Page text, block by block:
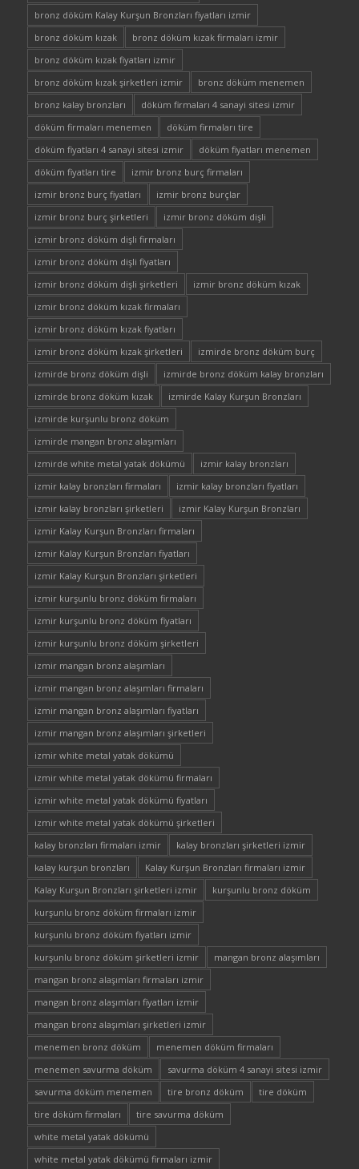
bronz döküm Kalay Kurşun Bronzları fiyatları izmir
bronz döküm kızak
bronz döküm kızak firmaları izmir
bronz döküm kızak fiyatları izmir
bronz döküm kızak şirketleri izmir
bronz döküm menemen
bronz kalay bronzları
döküm firmaları 4 sanayi sitesi izmir
döküm firmaları menemen
döküm firmaları tire
döküm fiyatları 4 sanayi sitesi izmir
döküm fiyatları menemen
döküm fiyatları tire
izmir bronz burç firmaları
izmir bronz burç fiyatları
izmir bronz burçlar
izmir bronz burç şirketleri
izmir bronz döküm dişli
izmir bronz döküm dişli firmaları
izmir bronz döküm dişli fiyatları
izmir bronz döküm dişli şirketleri
izmir bronz döküm kızak
izmir bronz döküm kızak firmaları
izmir bronz döküm kızak fiyatları
izmir bronz döküm kızak şirketleri
izmirde bronz döküm burç
izmirde bronz döküm dişli
izmirde bronz döküm kalay bronzları
izmirde bronz döküm kızak
izmirde Kalay Kurşun Bronzları
izmirde kurşunlu bronz döküm
izmirde mangan bronz alaşımları
izmirde white metal yatak dökümü
izmir kalay bronzları
izmir kalay bronzları firmaları
izmir kalay bronzları fiyatları
izmir kalay bronzları şirketleri
izmir Kalay Kurşun Bronzları
izmir Kalay Kurşun Bronzları firmaları
izmir Kalay Kurşun Bronzları fiyatları
izmir Kalay Kurşun Bronzları şirketleri
izmir kurşunlu bronz döküm firmaları
izmir kurşunlu bronz döküm fiyatları
izmir kurşunlu bronz döküm şirketleri
izmir mangan bronz alaşımları
izmir mangan bronz alaşımları firmaları
izmir mangan bronz alaşımları fiyatları
izmir mangan bronz alaşımları şirketleri
izmir white metal yatak dökümü
izmir white metal yatak dökümü firmaları
izmir white metal yatak dökümü fiyatları
izmir white metal yatak dökümü şirketleri
kalay bronzları firmaları izmir
kalay bronzları şirketleri izmir
kalay kurşun bronzları
Kalay Kurşun Bronzları firmaları izmir
Kalay Kurşun Bronzları şirketleri izmir
kurşunlu bronz döküm
kurşunlu bronz döküm firmaları izmir
kurşunlu bronz döküm fiyatları izmir
kurşunlu bronz döküm şirketleri izmir
mangan bronz alaşımları
mangan bronz alaşımları firmaları izmir
mangan bronz alaşımları fiyatları izmir
mangan bronz alaşımları şirketleri izmir
menemen bronz döküm
menemen döküm firmaları
menemen savurma döküm
savurma döküm 4 sanayi sitesi izmir
savurma döküm menemen
tire bronz döküm
tire döküm
tire döküm firmaları
tire savurma döküm
white metal yatak dökümü
white metal yatak dökümü firmaları izmir